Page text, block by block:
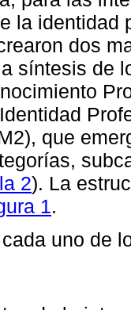
la identidad
dos
síntesis de
que
2). La
1.
uno de